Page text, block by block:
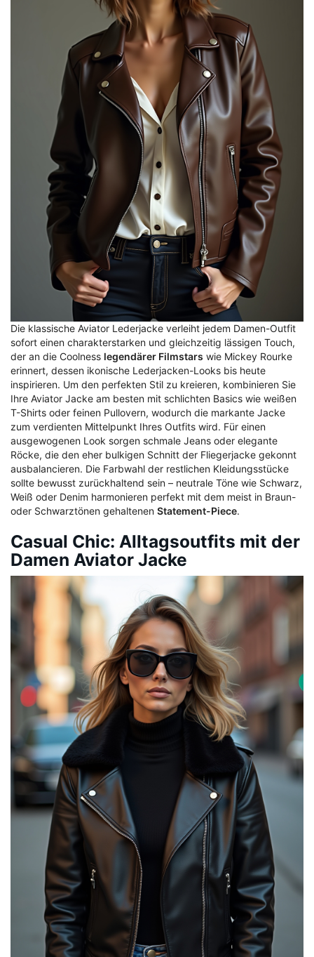
Die klassische Aviator Lederjacke verleiht jedem Damen-Outfit
sofort einen charakterstarken und gleichzeitig lässigen Touch,
der an die Coolness legendärer Filmstars wie Mickey Rourke
erinnert, dessen ikonische Lederjacken-Looks bis heute
inspirieren. Um den perfekten Stil zu kreieren, kombinieren Sie
Ihre Aviator Jacke am besten mit schlichten Basics wie weißen
T-Shirts oder feinen Pullovern, wodurch die markante Jacke
zum verdienten Mittelpunkt Ihres Outfits wird. Für einen
ausgewogenen Look sorgen schmale Jeans oder elegante
Röcke, die den eher bulkigen Schnitt der Fliegerjacke gekonnt
ausbalancieren. Die Farbwahl der restlichen Kleidungsstücke
sollte bewusst zurückhaltend sein – neutrale Töne wie Schwarz,
Weiß oder Denim harmonieren perfekt mit dem meist in Braun-
oder Schwarztönen gehaltenen Statement-Piece.
Casual Chic: Alltagsoutfits mit der
Damen Aviator Jacke